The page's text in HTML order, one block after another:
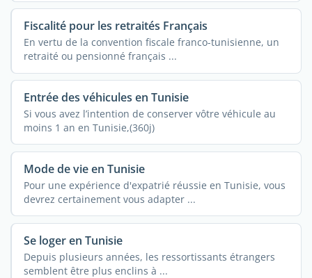
Fiscalité pour les retraités Français
En vertu de la convention fiscale franco-tunisienne, un
retraité ou pensionné français ...
Entrée des véhicules en Tunisie
Si vous avez l’intention de conserver vôtre véhicule au
moins 1 an en Tunisie,(360j)
Mode de vie en Tunisie
Pour une expérience d'expatrié réussie en Tunisie, vous
devrez certainement vous adapter ...
Se loger en Tunisie
Depuis plusieurs années, les ressortissants étrangers
semblent être plus enclins à ...